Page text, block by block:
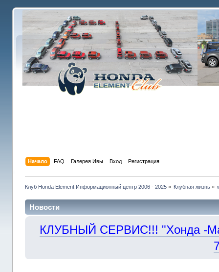
Начало FAQ Галерея Ивы Вход Регистрация
Клуб Honda Element Информационный центр 2006 - 2025» Клубная жизнь »
Новости
КЛУБНЫЙ СЕРВИС!!! "Хонда -